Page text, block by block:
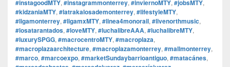
#instagoodMTY, #instagrammonterrey, #inviernoMTY, #jobsMTY,
#kidzaniaMTY, #latrakalosademonterrey, #lifestyleMTY,
#ligamonterrey, #ligamxMTY, #linea4monorail, #livenorthmusic,
#losatarantados, #loveMTY, #luchalibreAAA, #luchalibreMTY,
#luxurySPGG, #macrocentroMTY, #macroplaza,
#macroplazaarchitecture, #macroplazamonterrey, #mallmonterrey,
#marco, #marcoexpo, #marketSundaybarrioantiguo, #matacánes,